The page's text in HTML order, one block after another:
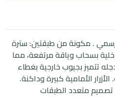
. مكونة من طبقتين: سترة
بسحاب وياقة مرتفعة، مما
تتميز بجيوب خارجية بغطاء
الأمامية كبيرة وداكنة.
متعدد الطبقات